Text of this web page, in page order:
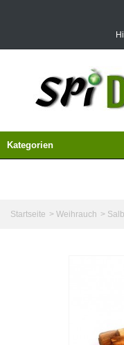
Kategorien
Startseite > Weihrauch >